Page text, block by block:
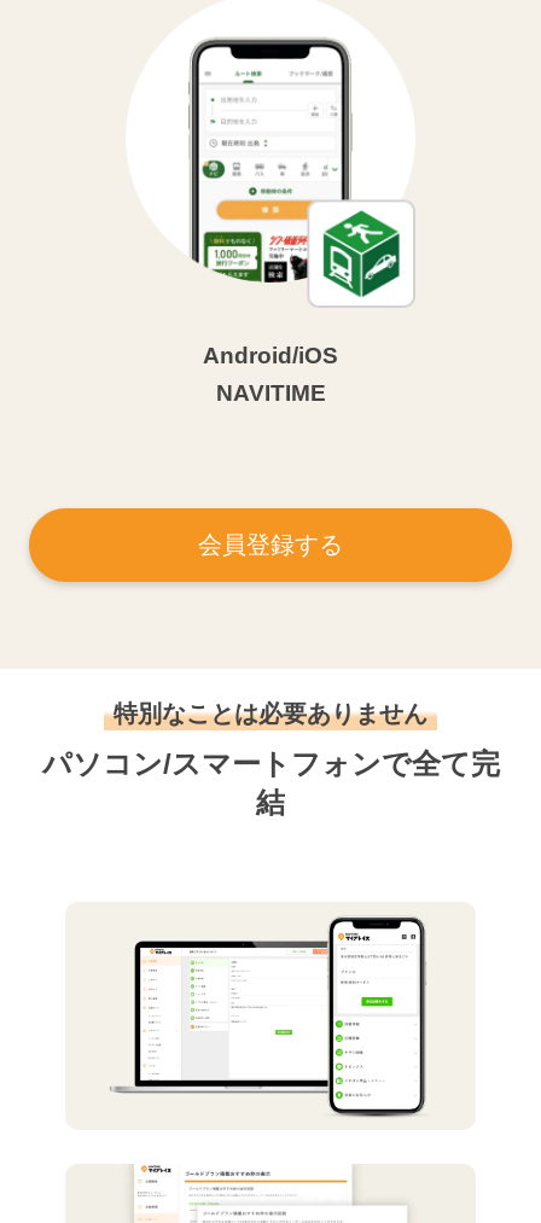
Android/iOS
NAVITIME
会員登録する
特別なことは必要ありません
パソコン/スマートフォンで全て完
結